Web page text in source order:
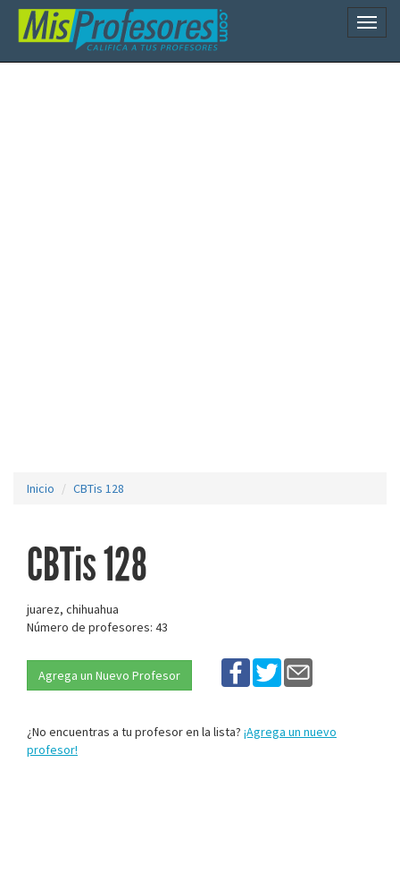
Inicio CBTis 128
CBTis 128
juarez, chihuahua
Número de profesores: 43
Agrega un Nuevo Profesor
¿No encuentras a tu profesor en la lista? ¡Agrega un nuevo
profesor!